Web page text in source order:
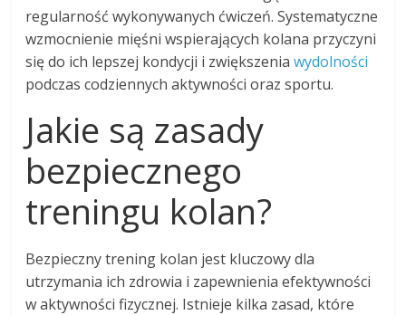
regularność wykonywanych ćwiczeń. Systematyczne
wzmocnienie mięśni wspierających kolana przyczyni
się do ich lepszej kondycji i zwiększeniawydolności
podczas codziennych aktywności oraz sportu.
Jakie są zasady
bezpiecznego
treningu kolan?
Bezpieczny trening kolan jest kluczowy dla
utrzymania ich zdrowia i zapewnienia efektywności
w aktywności fizycznej. Istnieje kilka zasad, które